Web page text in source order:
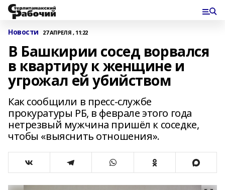
Новости 27 АПРЕЛЯ , 11:22
В Башкирии сосед ворвался
в квартиру к женщине и
угрожал ей убийством
Как сообщили в пресс-службе
прокуратуры РБ, в феврале этого года
нетрезвый мужчина пришёл к соседке,
чтобы «выяснить отношения».